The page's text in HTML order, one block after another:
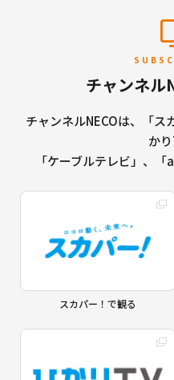
チャンネル
チャンネルNECOは、「ス
かり
「ケーブルテレビ」、「
スカパー！で観る